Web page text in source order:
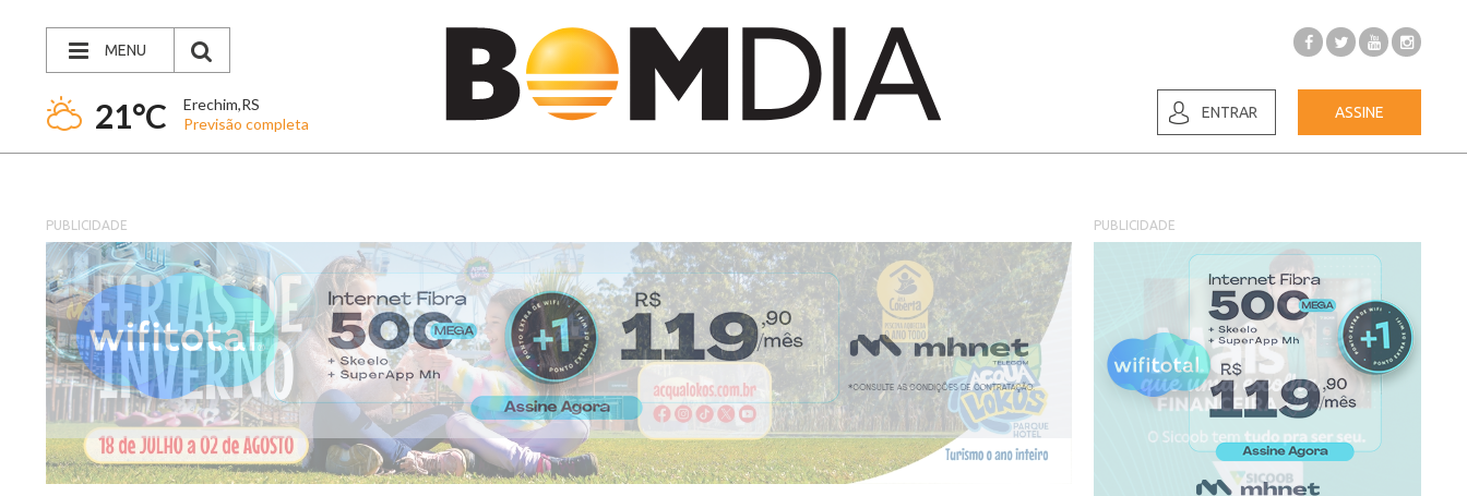
MENU
21°C
Erechim,RS
Previsão completa
ENTRAR ASSINE
PUBLICIDADE PUBLICIDADE